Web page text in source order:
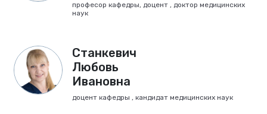
професор кафедры, доцент , доктор медицинских
наук
Станкевич
Любовь
Ивановна
доцент кафедры , кандидат медицинских наук